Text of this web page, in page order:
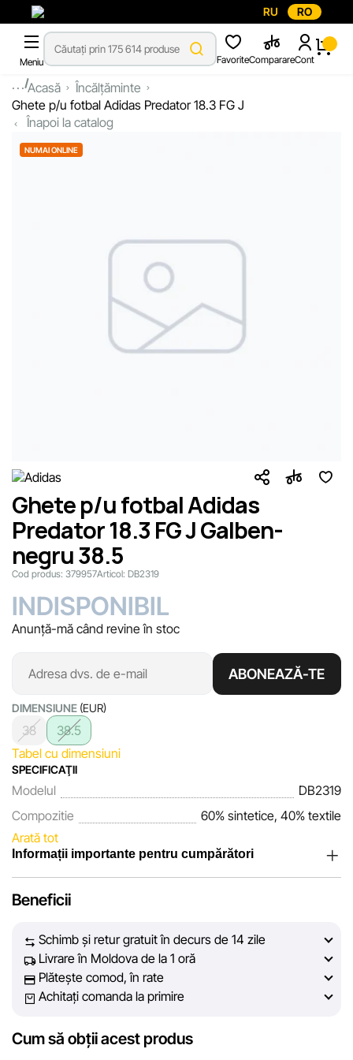
RU RO
Meniu FavoriteComparareCont
...Acasă
Încălțăminte
Ghete p/u fotbal Adidas Predator 18.3 FG J
Înapoi la catalog
NUMAI ONLINE
Ghete p/u fotbal Adidas
Predator 18.3 FG J Galben-
negru 38.5
Cod produs: 379957Articol: DB2319
INDISPONIBIL
Anunță-mă când revine în stoc
ABONEAZĂ-TE
DIMENSIUNE (EUR)
38
38.5
Tabel cu dimensiuni
SPECIFICAŢII
Modelul
DB2319
Compozitie
60% sintetice, 40% textile
Arată tot
Informații importante pentru cumpărători
încrederea clienților noștri. În fiecare zi depunem eforturi
prezentate pe site să fie cât mai complete, obiective și
actuale. Scopul nostru este să vă oferim informații corecte și
veridice, pentru ca dvs. să puteți lua cea mai bună decizie
de cumpărare.
Cu toate acestea, în ciuda controlului constant, Sportlandia
Beneficii
Schimb și retur gratuit în decurs de 14 zile
Livrare în Moldova de la 1 oră
Plătește comod, în rate
Achitați comanda la primire
Cum să obții acest produs